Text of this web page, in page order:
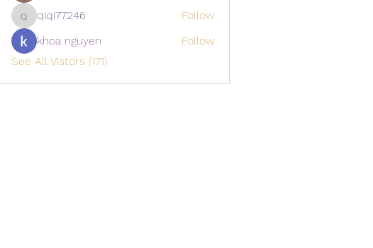
qiqi77246
qiqi77246
Follow
khoa nguyen
Follow
See All Vistors (171)